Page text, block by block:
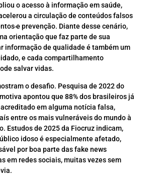
o acesso à informação em saúde,
a circulação de conteúdos falsos
eprevenção. Diante desse cenário,
orientação que faz parte de sua
informação de qualidade é também um
e cada compartilhamento
salvar vidas.
o desafio. Pesquisa de 2022 do
apontou que 88% dos brasileiros já
em alguma notícia falsa,
entre os mais vulneráveis do mundo à
Estudos de 2025 da Fiocruz indicam,
idoso é especialmente afetado,
por boa parte das fake news
em redes sociais, muitas vezes sem